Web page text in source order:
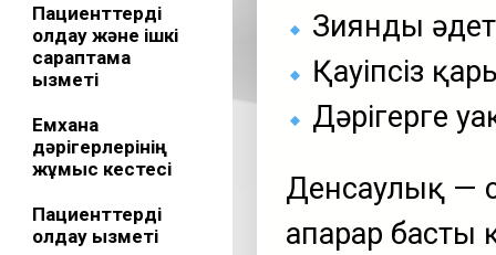
Пациенттерді
қолдау және ішкі
сараптама
қызметі
Емхана
дәрігерлерінің
жұмыс кестесі
Пациенттерді
қолдау қызметі
Зиянды
Қауіпсіз
Дәрігерге
Денсаулық —
апарар басты